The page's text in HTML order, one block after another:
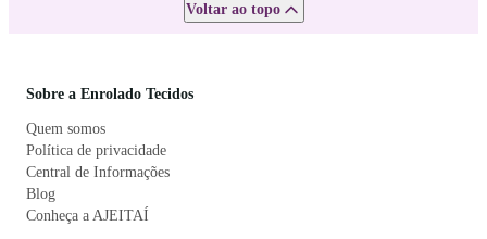
Voltar ao topo
Sobre a Enrolado Tecidos
Quem somos
Política de privacidade
Central de Informações
Blog
Conheça a AJEITAÍ